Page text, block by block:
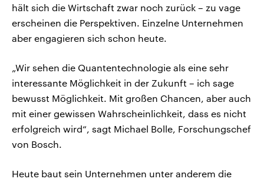
hält sich die Wirtschaft zwar noch zurück – zu vage
erscheinen die Perspektiven. Einzelne Unternehmen
aber engagieren sich schon heute.
„Wir sehen die Quantentechnologie als eine sehr
interessante Möglichkeit in der Zukunft – ich sage
bewusst Möglichkeit. Mit großen Chancen, aber auch
mit einer gewissen Wahrscheinlichkeit, dass es nicht
erfolgreich wird“, sagt Michael Bolle, Forschungschef
von Bosch.
Heute baut sein Unternehmen unter anderem die